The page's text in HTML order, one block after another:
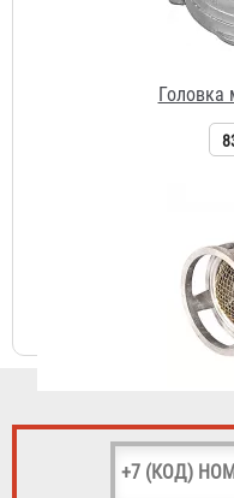
Сетка
2